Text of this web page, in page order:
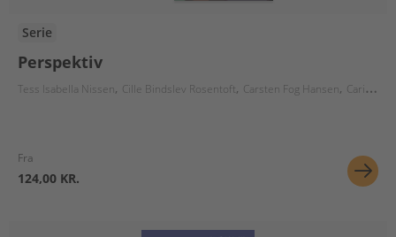
Serie
Perspektiv
Tess Isabella Nissen Cille Bindslev Rosentoft Carsten Fog Hansen Carina Schmidt
Fra
124,00 KR.